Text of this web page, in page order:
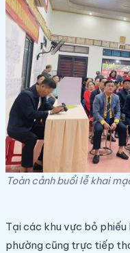
Toàn cảnh buổi lễ khai
Tại các khu vực bỏ
phường cũng trực tiếp